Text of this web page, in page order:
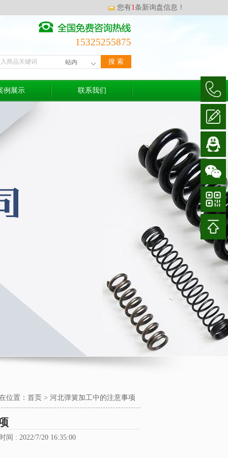
您有1条新询盘信息！
15325255875
例展示 联系我们
位置： 首页 > 河北弹簧加工中的注意事项
间 : 2022/7/20 16:35:00